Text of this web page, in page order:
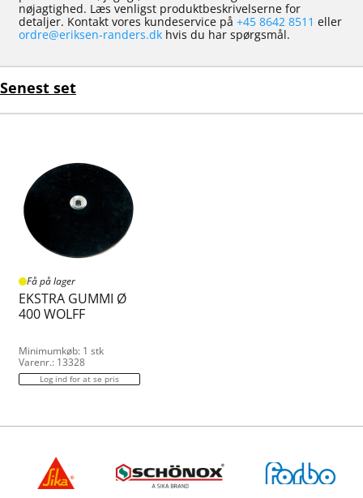
nøjagtighed. Læs venligst produktbeskrivelserne for
detaljer. Kontakt vores kundeservice på +45 8642 8511 eller
ordre@eriksen-randers.dk hvis du har spørgsmål.
Senest set
Få på lager
EKSTRA GUMMI Ø
400 WOLFF
Minimumkøb: 1 stk
Varenr.: 13328
Log ind for at se pris